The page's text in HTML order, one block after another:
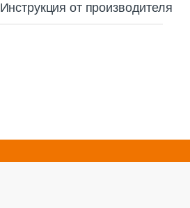
Инструкция от производителя